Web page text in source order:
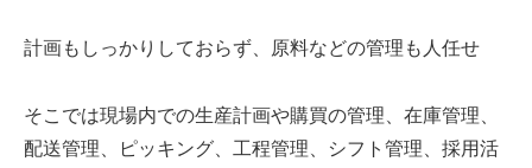
計画もしっかりしておらず、原料などの管理も人任せ
そこでは現場内での生産計画や購買の管理、在庫管理、
配送管理、ピッキング、工程管理、シフト管理、採用活